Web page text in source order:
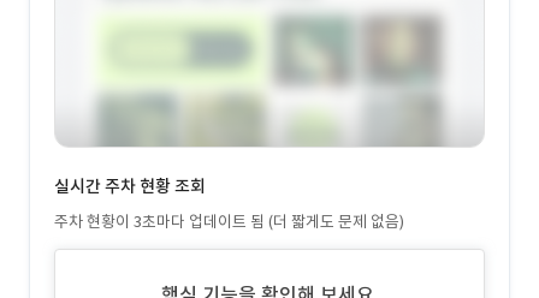
실시간 주차 현황 조회
주차 현황이 3초마다 업데이트 됨 (더 짧게도 문제 없음)